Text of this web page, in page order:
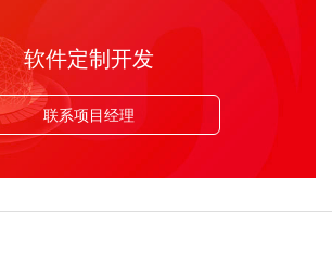
软件定制开发
联系项目经理